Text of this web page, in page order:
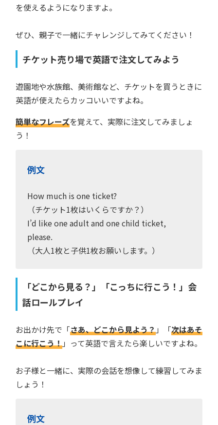
を使えるようになりますよ。
ぜひ、親子で一緒にチャレンジしてみてください！
チケット売り場で英語で注文してみよう
遊園地や水族館、美術館など、チケットを買うときに
英語が使えたらカッコいいですよね。
簡単なフレーズを覚えて、実際に注文してみましょ
う！
例文
How much is one ticket?
（チケット1枚はいくらですか？）
I’d like one adult and one child ticket,
please.
（大人1枚と子供1枚お願いします。）
「どこから見る？」「こっちに行こう！」会
話ロールプレイ
お出かけ先で「さあ、どこから見よう？」「次はあそ
こに行こう！」って英語で言えたら楽しいですよね。
お子様と一緒に、実際の会話を想像して練習してみま
しょう！
例文